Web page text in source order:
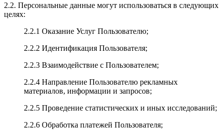
2.2. Персональные данные могут использоваться в следующих
целях:
2.2.1 Оказание Услуг Пользователю;
2.2.2 Идентификация Пользователя;
2.2.3 Взаимодействие с Пользователем;
2.2.4 Направление Пользователю рекламных
материалов, информации и запросов;
2.2.5 Проведение статистических и иных исследований;
2.2.6 Обработка платежей Пользователя;